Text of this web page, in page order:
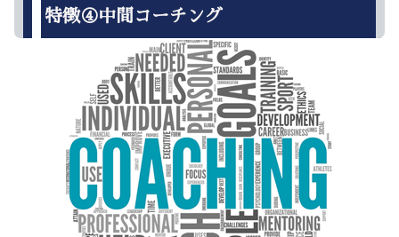
特徴④中間コーチング